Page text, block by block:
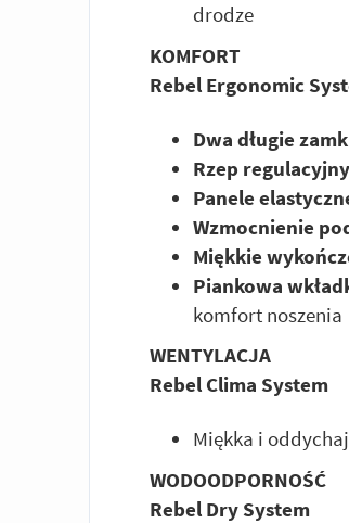
drodze
KOMFORT
Rebel Ergonomic
Dwa długie
Rzep regulacyjny
Panele
Wzmocnienie
Miękkie
Piankowa
komfort noszenia
WENTYLACJA
Rebel Clima System
Miękka i
WODOODPORNOŚĆ
Rebel Dry System